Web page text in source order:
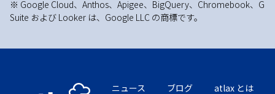
※ Google Cloud、Anthos、Apigee、BigQuery、Chromebook、G
Suite および Looker は、Google LLC の商標です。
ニュース ブログ atlax とは